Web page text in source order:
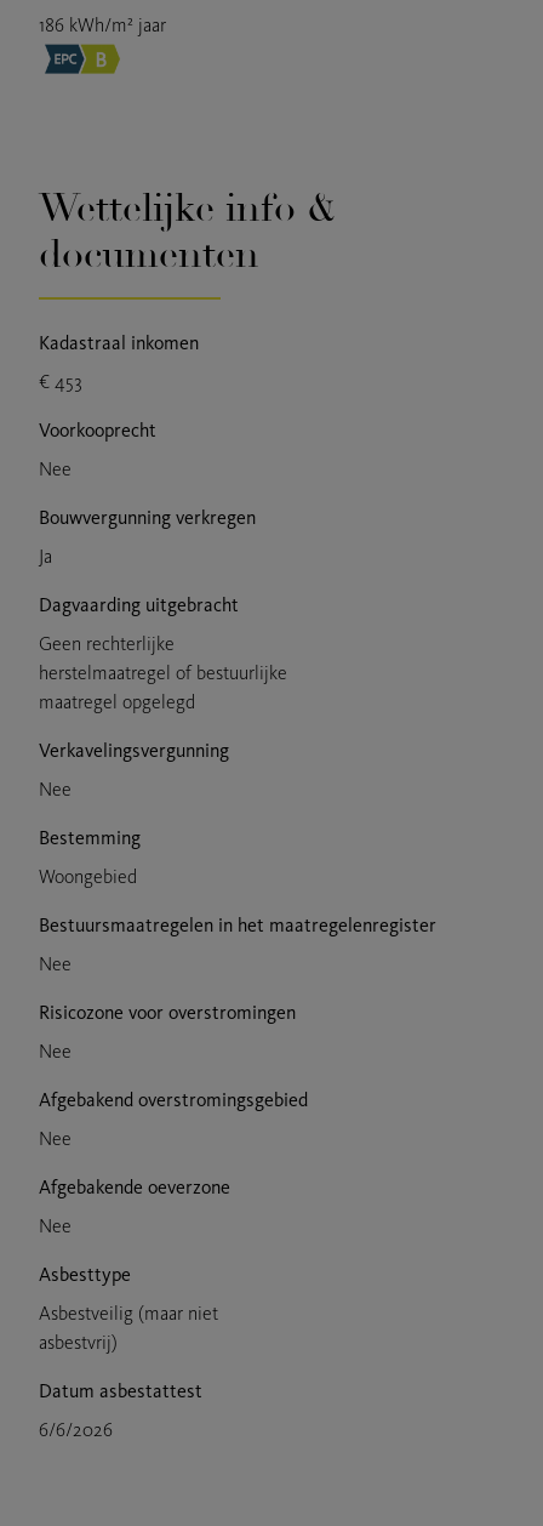
186 kWh/m² jaar
Wettelijke info &
documenten
Kadastraal inkomen
€ 453
Voorkooprecht
Nee
Bouwvergunning verkregen
Ja
Dagvaarding uitgebracht
Geen rechterlijke
herstelmaatregel of bestuurlijke
maatregel opgelegd
Verkavelingsvergunning
Nee
Bestemming
Woongebied
Bestuursmaatregelen in het maatregelenregister
Nee
Risicozone voor overstromingen
Nee
Afgebakend overstromingsgebied
Nee
Afgebakende oeverzone
Nee
Asbesttype
Asbestveilig (maar niet
asbestvrij)
Datum asbestattest
6/6/2026